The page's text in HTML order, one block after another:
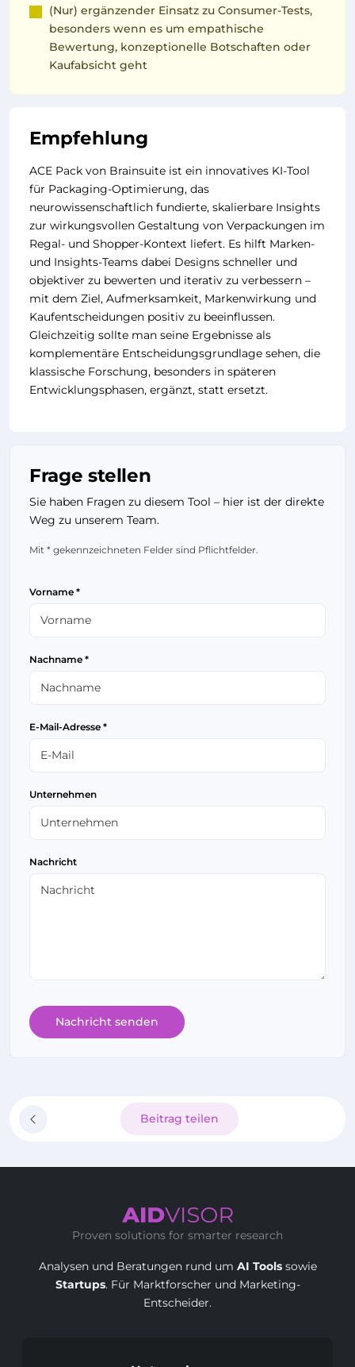
(Nur) ergänzender Einsatz zu Consumer-Tests,
besonders wenn es um empathische
Bewertung, konzeptionelle Botschaften oder
Kaufabsicht geht
Empfehlung
ACE Pack von Brainsuite ist ein innovatives KI-Tool
für Packaging-Optimierung, das
neurowissenschaftlich fundierte, skalierbare Insights
zur wirkungsvollen Gestaltung von Verpackungen im
Regal- und Shopper-Kontext liefert. Es hilft Marken-
und Insights-Teams dabei Designs schneller und
objektiver zu bewerten und iterativ zu verbessern –
mit dem Ziel, Aufmerksamkeit, Markenwirkung und
Kaufentscheidungen positiv zu beeinflussen.
Gleichzeitig sollte man seine Ergebnisse als
komplementäre Entscheidungsgrundlage sehen, die
klassische Forschung, besonders in späteren
Entwicklungsphasen, ergänzt, statt ersetzt.
Frage stellen
Sie haben Fragen zu diesem Tool – hier ist der direkte
Weg zu unserem Team.
Mit * gekennzeichneten Felder sind Pflichtfelder.
Vorname *
Nachname *
E-Mail-Adresse *
Unternehmen
Nachricht
Nachricht senden
Beitrag teilen
Proven solutions for smarter research
Analysen und Beratungen rund um AI Toolssowie
Startups. Für Marktforscher und Marketing-
Entscheider.